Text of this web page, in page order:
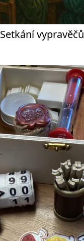
Setkání vypravěčů